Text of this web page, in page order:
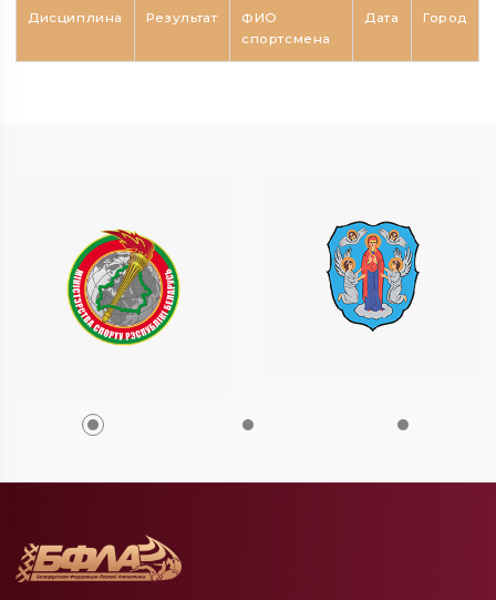
Дисциплина Результат
ФИО
спортсмена
Дата Город